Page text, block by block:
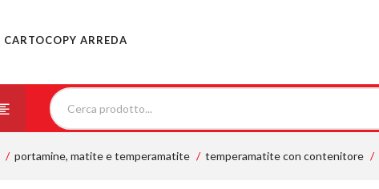
CARTOCOPY ARREDA
portamine, matite e temperamatite temperamatite con contenitore